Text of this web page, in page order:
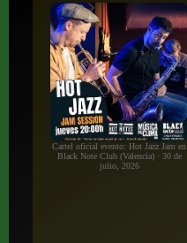
Cartel oficial evento: Hot Jazz Jam en
Black Note Club (Valencia) · 30 de
julio, 2026